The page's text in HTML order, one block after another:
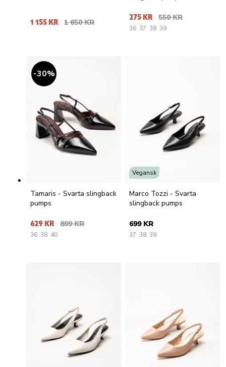
1 155 KR 1 650 KR
275 KR 550 KR
36 37 38 39
30%
Tamaris - Svarta slingback
pumps
629 KR 899 KR
36 38 40
Vegansk
Marco Tozzi - Svarta
slingback pumps
699 KR
37 38 39